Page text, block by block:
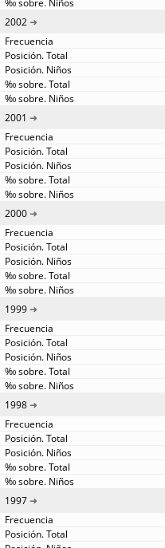
2002
2001
2000
1999
1998
1997